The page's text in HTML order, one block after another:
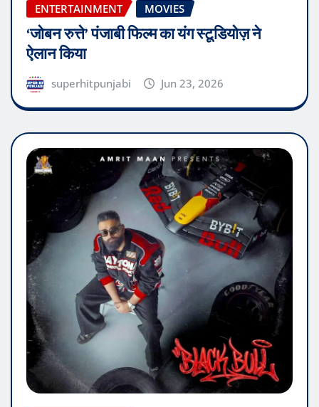
ENTERTAINMENT MOVIES
‘जोबन रुत्ते’ पंजाबी फिल्म का यंग स्टूडियोज़ ने
ऐलान किया
superhitpunjabi Jun 23, 2026